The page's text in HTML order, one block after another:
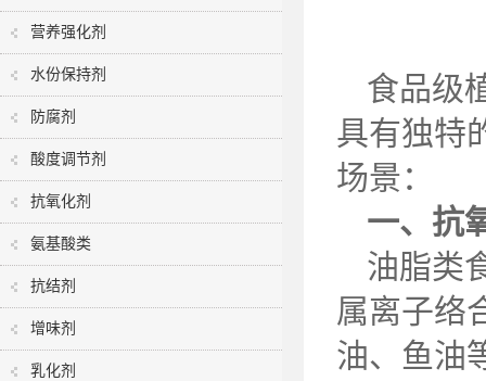
营养强化剂
水份保持剂
防腐剂
酸度调节剂
抗氧化剂
氨基酸类
抗结剂
增味剂
乳化剂
食品级
具有独特
场景：
一、抗
油脂类
属离子络
油、鱼油